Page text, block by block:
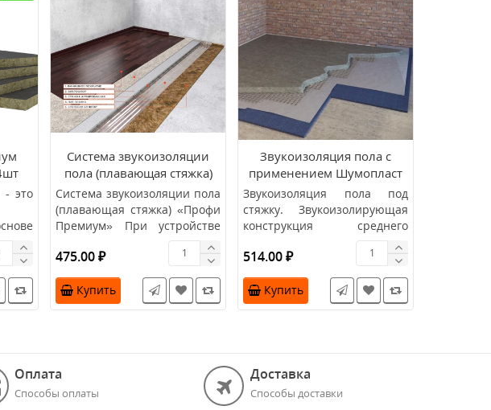
- это
Система звукоизоляции
пола (плавающая стяжка)
«Профи Премиум»
Система звукоизоляции пола
(плавающая стяжка) «Профи
Премиум» При устройстве
475.00 ₽
Купить
Звукоизоляция пола с
применением Шумопласт
Звукоизоляция пола под
стяжку. Звукоизолирующая
конструкция среднего
уровня. Используется для
защиты..
514.00 ₽
Купить
Оплата
Способы оплаты
Доставка
Способы доставки